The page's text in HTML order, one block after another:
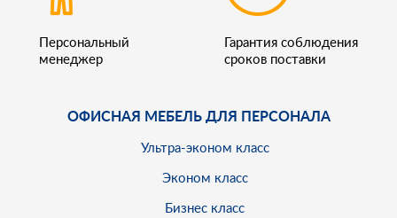
Персональный
менеджер
Гарантия соблюдения
сроков поставки
ОФИСНАЯ МЕБЕЛЬ ДЛЯ ПЕРСОНАЛА
Ультра-эконом класс
Эконом класс
Бизнес класс